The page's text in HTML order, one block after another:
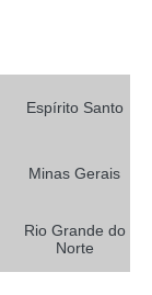
Espírito Santo
Minas Gerais
Rio Grande do
Norte